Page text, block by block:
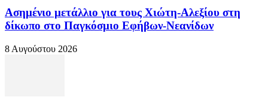
Ασημένιο μετάλλιο για τους Χιώτη-Αλεξίου στη
δίκωπο στο Παγκόσμιο Εφήβων-Νεανίδων
8 Αυγούστου 2026